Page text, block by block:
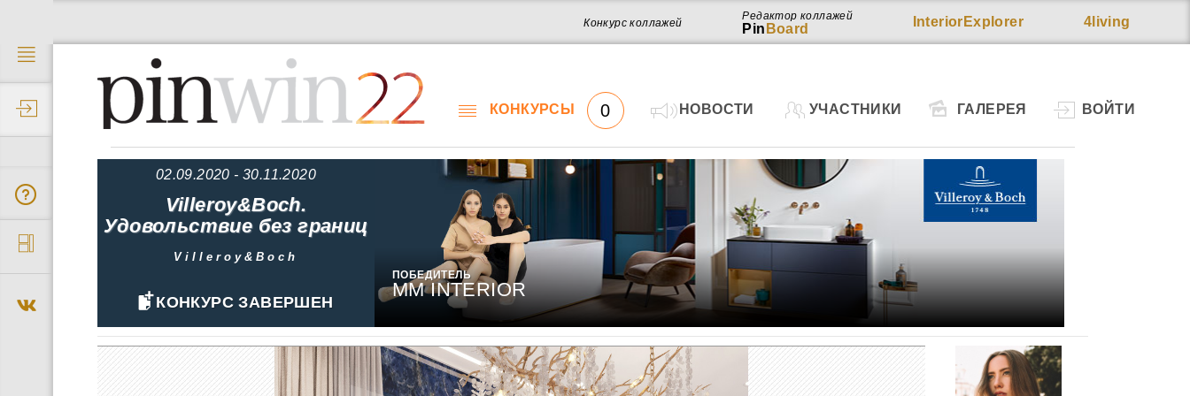
4living
InteriorExplorer
Редактор коллажей
Pin Board
Конкурс коллажей
22 КОНКУРСЫ 0 НОВОСТИ УЧАСТНИКИ ГАЛЕРЕЯ ВОЙТИ
02.09.2020 - 30.11.2020
Villeroy&Boch.
Удовольствие без границ
Villeroy&Boch
КОНКУРС ЗАВЕРШЕН
ПОБЕДИТЕЛЬ
MM INTERIOR
Работ